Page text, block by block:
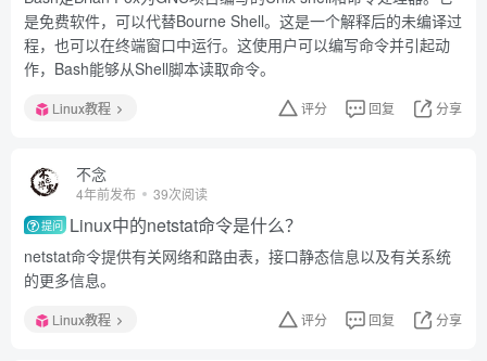
是免费软件，可以代替Bourne Shell。这是一个解释后的未编译过
程，也可以在终端窗口中运行。这使用户可以编写命令并引起动
作，Bash能够从Shell脚本读取命令。
Linux教程 评分 回复 分享
不念
4年前发布 39次阅读
提问 Linux中的netstat命令是什么？
netstat命令提供有关网络和路由表，接口静态信息以及有关系统
的更多信息。
Linux教程 评分 回复 分享